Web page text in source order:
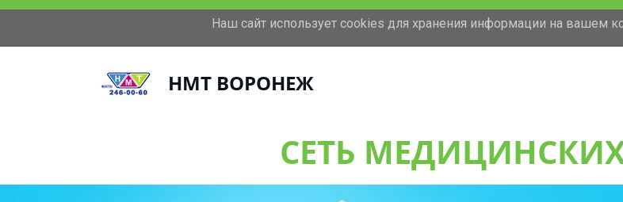
Московский проспект 11
НМТ ВОРОНЕЖ
СЕТЬ
Наш сайт использует cookies для хранения информации на вашем